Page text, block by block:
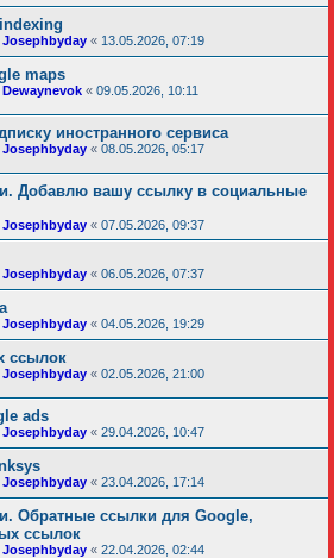
Josephbyday « 13.05.2026, 07:19
maps
Dewaynevok « 09.05.2026, 10:11
иностранного сервиса
Josephbyday « 08.05.2026, 05:17
Добавлю вашу ссылку в социальные
Josephbyday « 07.05.2026, 09:37
Josephbyday « 06.05.2026, 07:37
Josephbyday « 04.05.2026, 19:29
ссылок
Josephbyday « 02.05.2026, 21:00
ads
Josephbyday « 29.04.2026, 10:47
Josephbyday « 23.04.2026, 17:14
Обратные ссылки для Google,
ссылок
Josephbyday « 22.04.2026, 02:44